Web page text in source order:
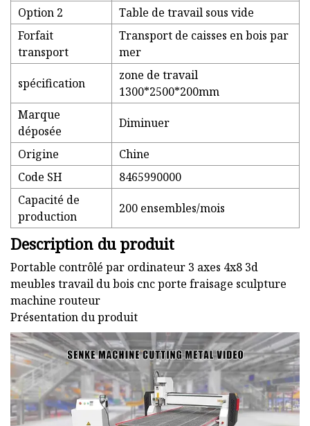
Option 2
Table de travail sous vide
Forfait
transport
Transport de caisses en bois par
mer
spécification
zone de travail
1300*2500*200mm
Marque
déposée
Diminuer
Origine
Chine
Code SH
8465990000
Capacité de
production
200 ensembles/mois
Description du produit
Portable contrôlé par ordinateur 3 axes 4x8 3d
meubles travail du bois cnc porte fraisage sculpture
machine routeur
Présentation du produit